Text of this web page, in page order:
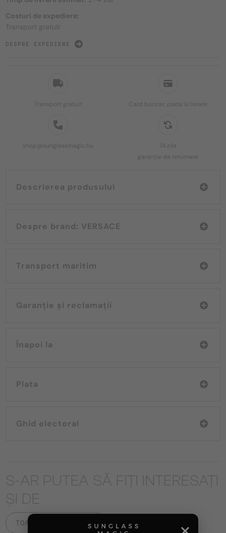
Transport gratuit Card bancar, plata la livrare
shop@sunglassmagic.hu
14 zile
garanție de returnare
Descrierea produsului
Despre brand: VERSACE
Transport maritim
Garanție și reclamații
Înapoi la
Plata
Ghid electoral
Costuri de expediere:
Transport gratuit
DESPRE EXPEDIERE
S-AR PUTEA SĂ FIȚI INTERESAȚI
ȘI DE
TOATE PRODUSELE